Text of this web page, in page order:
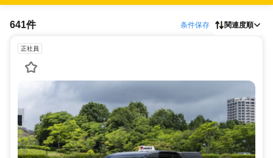
641件 条件保存 関連度順
正社員